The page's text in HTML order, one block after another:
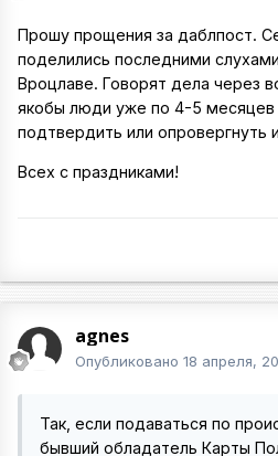
Прошу прощения за даблпост.
поделились последними
Вроцлаве. Говорят дела через
якобы люди уже по 4-5
подтвердить или
Всех с праздниками!
agnes
Опубликовано 18 апреля,
Так, если подаваться по
бывший обладатель Карты